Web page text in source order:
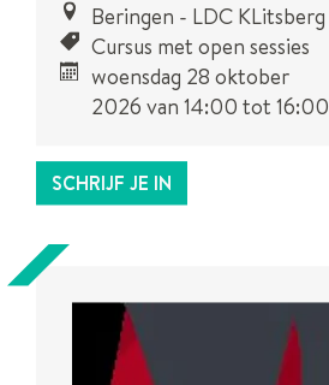
Beringen - LDC KLitsberg
Cursus met open sessies
woensdag 28 oktober
2026 van 14:00 tot 16:00
SCHRIJF JE IN